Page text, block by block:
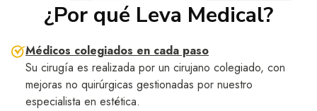
¿Por qué Leva Medical?
Médicos colegiados en cada paso
Su cirugía es realizada por un cirujano colegiado, con
mejoras no quirúrgicas gestionadas por nuestro
especialista en estética.